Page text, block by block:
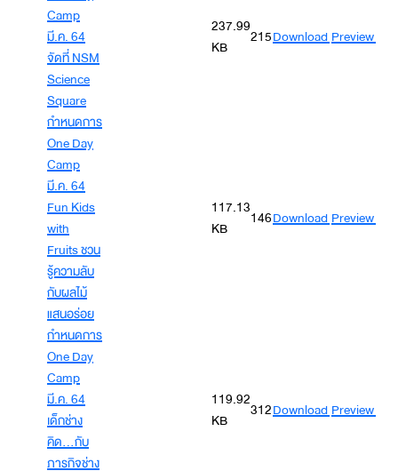
Camp
มี.ค. 64
จัดที่ NSM
Science
Square
237.99
KB
215DownloadPreview
กำหนดการ
One Day
Camp
มี.ค. 64
Fun Kids
with
Fruits ชวน
รู้ความลับ
กับผลไม้
แสนอร่อย
117.13
KB
146DownloadPreview
กำหนดการ
One Day
Camp
มี.ค. 64
เด็กช่าง
คิด...กับ
ภารกิจช่าง
119.92
KB
312DownloadPreview